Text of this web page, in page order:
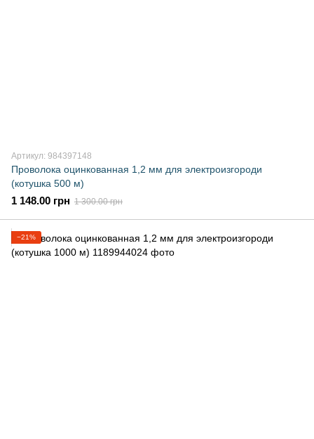
Артикул: 984397148
Проволока оцинкованная 1,2 мм для электроизгороди
(котушка 500 м)
1 148.00 грн 1 300.00 грн
−21%